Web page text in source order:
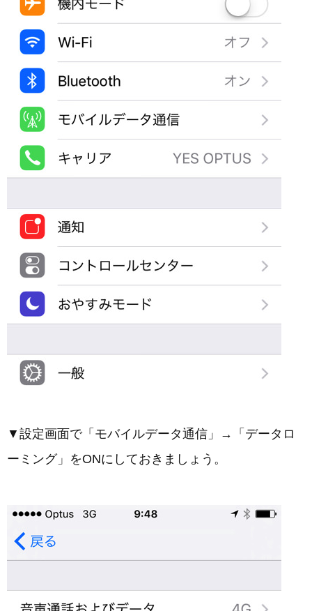
▼設定画面で「モバイルデータ通信」→「データロ
ーミング」をONにしておきましょう。